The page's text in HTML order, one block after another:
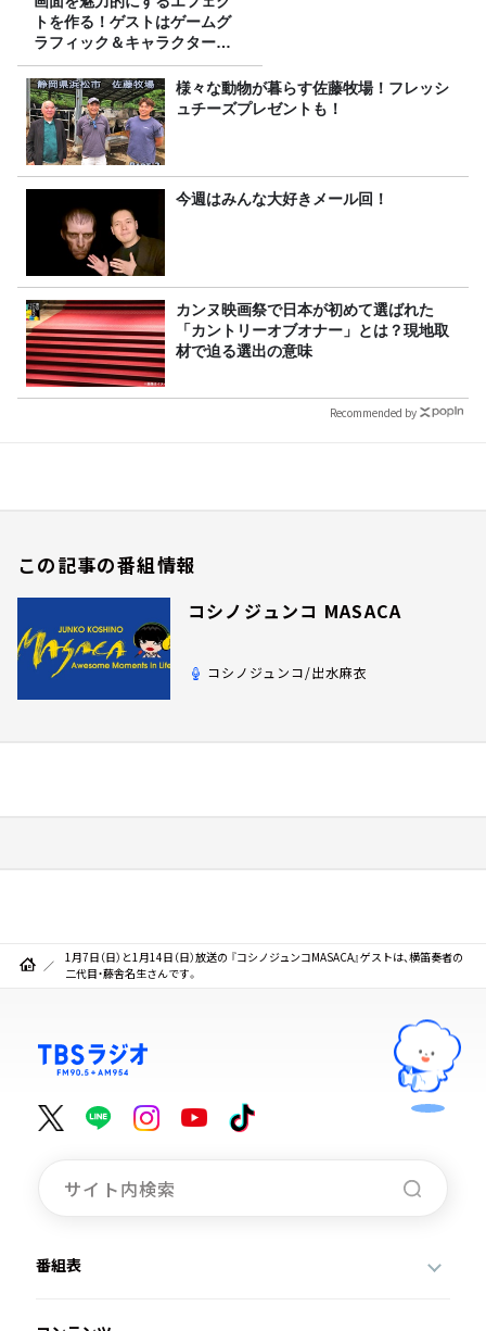
トを作る！ゲストはゲームグ
ラフィック＆キャラクター専
攻の遠藤里桜さん！
様々な動物が暮らす佐藤牧場！フレッシ
ュチーズプレゼントも！
今週はみんな大好きメール回！
カンヌ映画祭で日本が初めて選ばれた
「カントリーオブオナー」とは？現地取
材で迫る選出の意味
Recommended by
この記事の番組情報
コシノジュンコ MASACA
コシノジュンコ/出水麻衣
1月7日（日）と1月14日（日）放送の 『コシノジュンコMASACA』ゲストは、横笛奏者の
二代目・藤舎名生さんです。
番組表